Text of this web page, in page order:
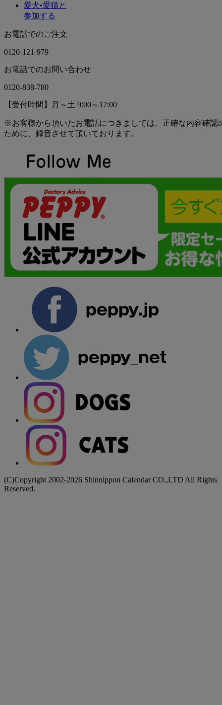
愛犬•愛猫と
参加する
お電話でのご注文
0120-121-979
お電話でのお問い合わせ
0120-838-780
【受付時間】月～土 9:00～17:00
※お客様から頂いたお電話につきましては、正確な内容確認
ために、録音させて頂いております。
(C)Copyright 2002-2026 Shinnippon Calendar CO.,LTD All Rights
Reserved.